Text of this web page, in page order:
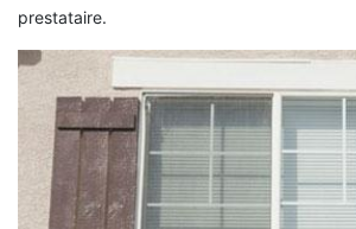
prestataire.